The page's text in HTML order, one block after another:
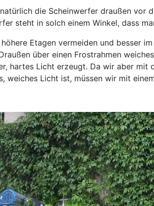
die Scheinwerfer draußen
steht in solch einem Winkel, dass
Etagen vermeiden und besser
über einen Frostrahmen
hartes Licht erzeugt. Da wir aber
weiches Licht ist, müssen wir mit